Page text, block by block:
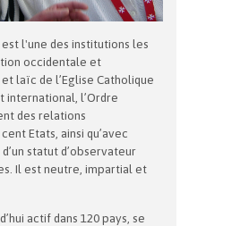
l'une des institutions les
occidentale et
laïc de l’Eglise Catholique
international, l’Ordre
des relations
Etats, ainsi qu’avec
statut d’observateur
Il est neutre, impartial et
actif dans 120 pays, se